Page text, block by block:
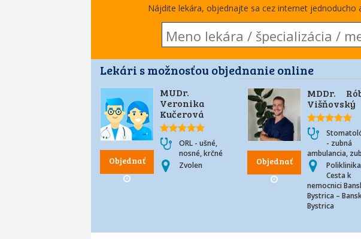
Nájdite lekára, objednajte sa cez internet jednoducho
Lekári s možnosťou objednanie online
Objednať
MUDr.
Veronika
Kučerová
ORL - ušné,
nosné, krčné
Zvolen
Objednať
MDDr.
Višňovský
- zubná
ambulancia,
Poliklinika
Cesta k
nemocnici
Bystrica –
Bystrica